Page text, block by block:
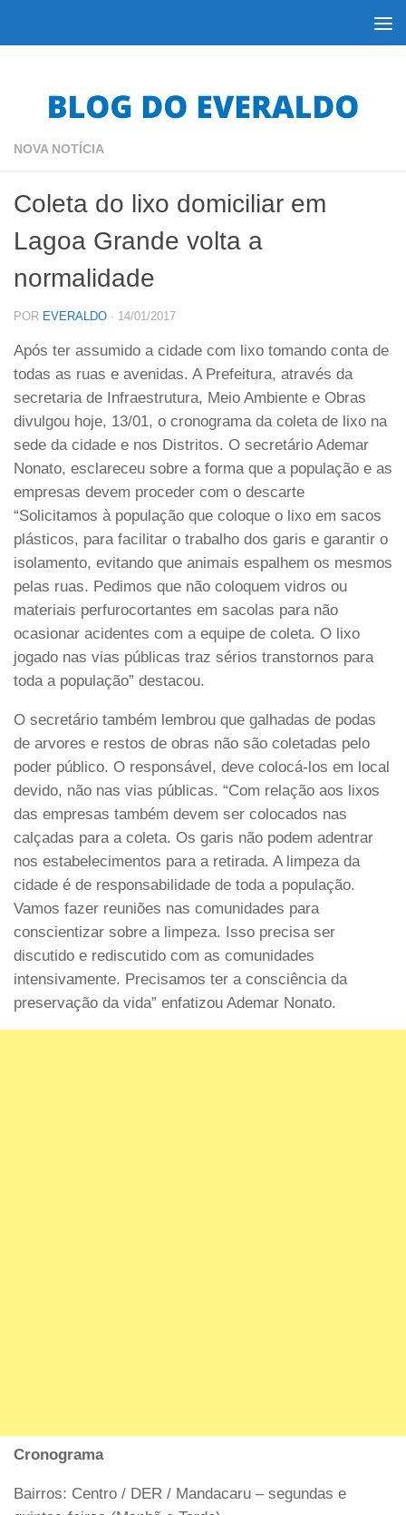
NOVA NOTÍCIA
Coleta do lixo domiciliar em
Lagoa Grande volta a
normalidade
POR EVERALDO · 14/01/2017
Após ter assumido a cidade com lixo tomando conta de
todas as ruas e avenidas. A Prefeitura, através da
secretaria de Infraestrutura, Meio Ambiente e Obras
divulgou hoje, 13/01, o cronograma da coleta de lixo na
sede da cidade e nos Distritos. O secretário Ademar
Nonato, esclareceu sobre a forma que a população e as
empresas devem proceder com o descarte
“Solicitamos à população que coloque o lixo em sacos
plásticos, para facilitar o trabalho dos garis e garantir o
isolamento, evitando que animais espalhem os mesmos
pelas ruas. Pedimos que não coloquem vidros ou
materiais perfurocortantes em sacolas para não
ocasionar acidentes com a equipe de coleta. O lixo
jogado nas vias públicas traz sérios transtornos para
toda a população” destacou.
O secretário também lembrou que galhadas de podas
de arvores e restos de obras não são coletadas pelo
poder público. O responsável, deve colocá-los em local
devido, não nas vias públicas. “Com relação aos lixos
das empresas também devem ser colocados nas
calçadas para a coleta. Os garis não podem adentrar
nos estabelecimentos para a retirada. A limpeza da
cidade é de responsabilidade de toda a população.
Vamos fazer reuniões nas comunidades para
conscientizar sobre a limpeza. Isso precisa ser
discutido e rediscutido com as comunidades
intensivamente. Precisamos ter a consciência da
preservação da vida” enfatizou Ademar Nonato.
Cronograma
Bairros: Centro / DER / Mandacaru – segundas e